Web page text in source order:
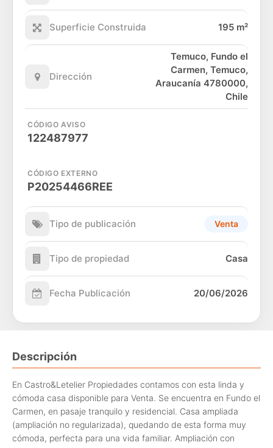
Superficie Construida 195 m²
Dirección
Temuco, Fundo el
Carmen, Temuco,
Araucanía 4780000,
Chile
CÓDIGO AVISO
122487977
CÓDIGO EXTERNO
P20254466REE
Tipo de publicación Venta
Tipo de propiedad Casa
Fecha Publicación 20/06/2026
Descripción
En Castro&Letelier Propiedades contamos con esta linda y
cómoda casa disponible para Venta. Se encuentra en Fundo el
Carmen, en pasaje tranquilo y residencial. Casa ampliada
(ampliación no regularizada), quedando de esta forma muy
cómoda, perfecta para una vida familiar. Ampliación con